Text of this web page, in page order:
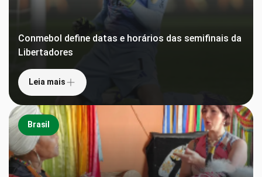
Conmebol define datas e horários das semifinais da
Libertadores
Leia mais
Brasil